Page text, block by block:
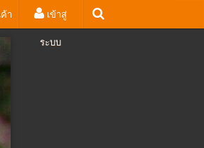
า เข้าสู่
ระบบ